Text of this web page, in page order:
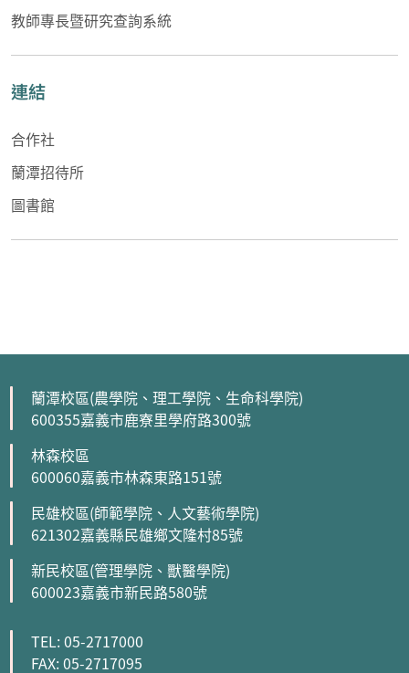
教師專長暨研究查詢系統
連結
合作社
蘭潭招待所
圖書館
蘭潭校區(農學院、理工學院、生命科學院)
600355嘉義市鹿寮里學府路300號
林森校區
600060嘉義市林森東路151號
民雄校區(師範學院、人文藝術學院)
621302嘉義縣民雄鄉文隆村85號
新民校區(管理學院、獸醫學院)
600023嘉義市新民路580號
TEL: 05-2717000
FAX: 05-2717095